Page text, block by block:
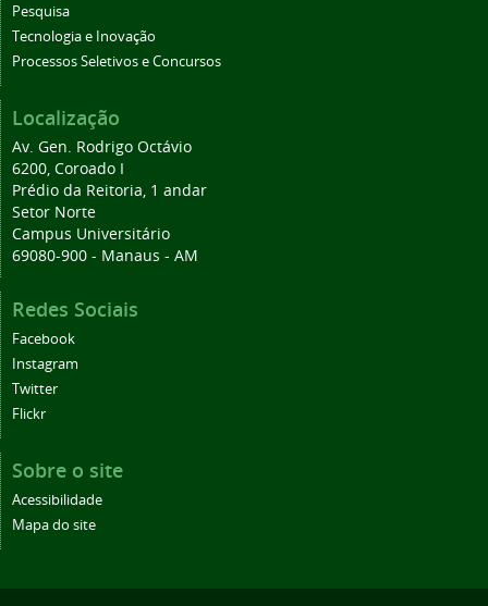
Pesquisa
Tecnologia e Inovação
Processos Seletivos e Concursos
Localização
Av. Gen. Rodrigo Octávio
6200, Coroado I
Prédio da Reitoria, 1 andar
Setor Norte
Campus Universitário
69080-900 - Manaus - AM
Redes Sociais
Facebook
Instagram
Twitter
Flickr
Sobre o site
Acessibilidade
Mapa do site